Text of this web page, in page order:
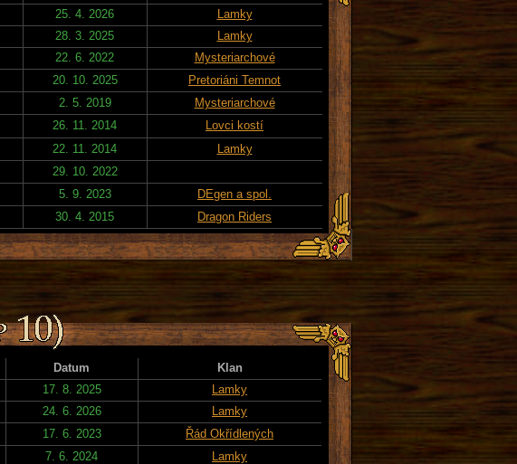
25. 4. 2026
Lamky
28. 3. 2025
Lamky
22. 6. 2022
Mysteriarchové
20. 10. 2025
Pretoriáni Temnot
2. 5. 2019
Mysteriarchové
26. 11. 2014
Lovci kostí
22. 11. 2014
Lamky
29. 10. 2022
5. 9. 2023
DEgen a spol.
30. 4. 2015 Dragon Riders
Datum
Klan
17. 8. 2025
Lamky
24. 6. 2026
Lamky
17. 6. 2023
Řád Okřídlených
7. 6. 2024
Lamky